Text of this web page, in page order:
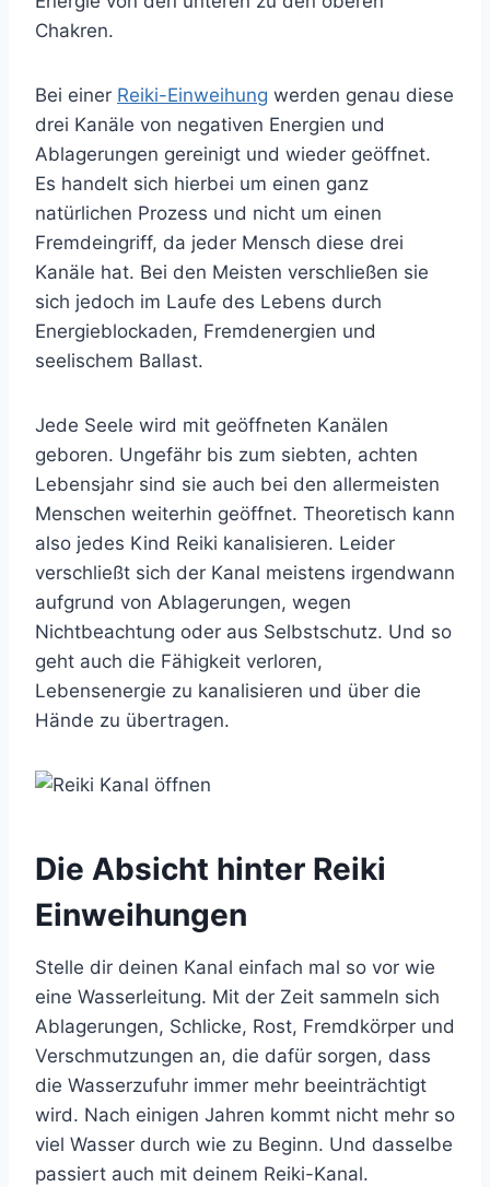
Chakren.
Bei einer Reiki-Einweihung werden genau diese
drei Kanäle von negativen Energien und
Ablagerungen gereinigt und wieder geöffnet.
Es handelt sich hierbei um einen ganz
natürlichen Prozess und nicht um einen
Fremdeingriff, da jeder Mensch diese drei
Kanäle hat. Bei den Meisten verschließen sie
sich jedoch im Laufe des Lebens durch
Energieblockaden, Fremdenergien und
seelischem Ballast.
Jede Seele wird mit geöffneten Kanälen
geboren. Ungefähr bis zum siebten, achten
Lebensjahr sind sie auch bei den allermeisten
Menschen weiterhin geöffnet. Theoretisch kann
also jedes Kind Reiki kanalisieren. Leider
verschließt sich der Kanal meistens irgendwann
aufgrund von Ablagerungen, wegen
Nichtbeachtung oder aus Selbstschutz. Und so
geht auch die Fähigkeit verloren,
Lebensenergie zu kanalisieren und über die
Hände zu übertragen.
Die Absicht hinter Reiki
Einweihungen
Stelle dir deinen Kanal einfach mal so vor wie
eine Wasserleitung. Mit der Zeit sammeln sich
Ablagerungen, Schlicke, Rost, Fremdkörper und
Verschmutzungen an, die dafür sorgen, dass
die Wasserzufuhr immer mehr beeinträchtigt
wird. Nach einigen Jahren kommt nicht mehr so
viel Wasser durch wie zu Beginn. Und dasselbe
passiert auch mit deinem Reiki-Kanal.